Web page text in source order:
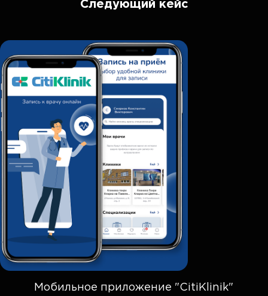
Следующий кейс
Мобильное приложение "CitiKlinik"